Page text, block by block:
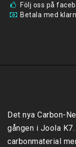
Följ oss på
Betala med
Det nya Carbon-
gången i Joola
carbonmaterial